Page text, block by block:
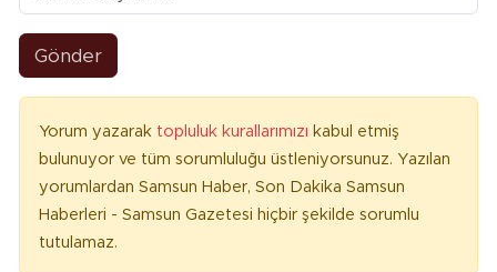
Gönder
Yorum yazarak topluluk kurallarımızı kabul etmiş
bulunuyor ve tüm sorumluluğu üstleniyorsunuz. Yazılan
yorumlardan Samsun Haber, Son Dakika Samsun
Haberleri - Samsun Gazetesi hiçbir şekilde sorumlu
tutulamaz.